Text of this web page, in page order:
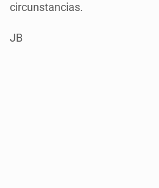
circunstancias.
JB